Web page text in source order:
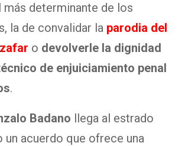
determinante de los
la de convalidar la parodia del
o devolverle la dignidad
de enjuiciamiento penal
.
Badano llega al estrado
un acuerdo que ofrece una